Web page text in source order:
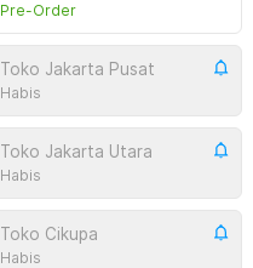
Pre-Order
Toko Jakarta Pusat
Habis
Toko Jakarta Utara
Habis
Toko Cikupa
Habis